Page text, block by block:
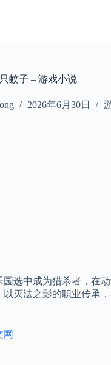
蚊子 – 游戏小说
2026年6月30日
园选中成为猎杀者，在
灭法之影的职业传承
网